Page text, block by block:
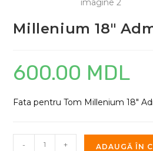
Millenium 18″
600.00 MDL
Fata pentru Tom Millenium 18″
Cantitate
- + ADAUGĂ ÎN